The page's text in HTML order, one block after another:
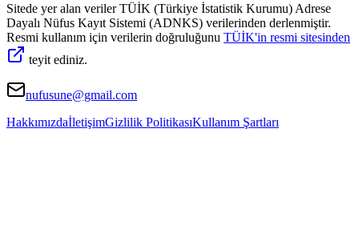
Sitede yer alan veriler TÜİK (Türkiye İstatistik Kurumu) Adrese
Dayalı Nüfus Kayıt Sistemi (ADNKS) verilerinden derlenmiştir.
Resmi kullanım için verilerin doğruluğunu TÜİK'in resmi sitesinden
teyit ediniz.
nufusune@gmail.com
HakkımızdaİletişimGizlilik PolitikasıKullanım Şartları